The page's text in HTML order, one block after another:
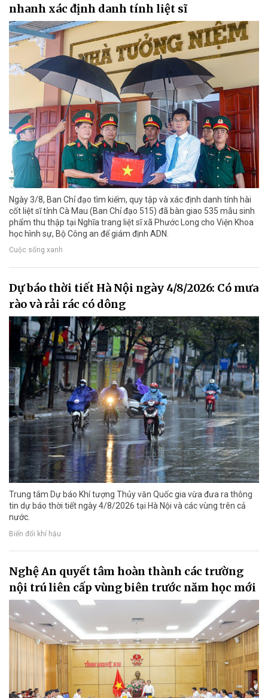
nhanh xác định danh tính liệt sĩ
Ngày 3/8, Ban Chỉ đạo tìm kiếm, quy tập và xác định danh tính hài
cốt liệt sĩ tỉnh Cà Mau (Ban Chỉ đạo 515) đã bàn giao 535 mẫu sinh
phẩm thu thập tại Nghĩa trang liệt sĩ xã Phước Long cho Viện Khoa
học hình sự, Bộ Công an để giám định ADN.
Cuộc sống xanh
Dự báo thời tiết Hà Nội ngày 4/8/2026: Có mưa
rào và rải rác có dông
Trung tâm Dự báo Khí tượng Thủy văn Quốc gia vừa đưa ra thông
tin dự báo thời tiết ngày 4/8/2026 tại Hà Nội và các vùng trên cả
nước.
Biến đổi khí hậu
Nghệ An quyết tâm hoàn thành các trường
nội trú liên cấp vùng biên trước năm học mới